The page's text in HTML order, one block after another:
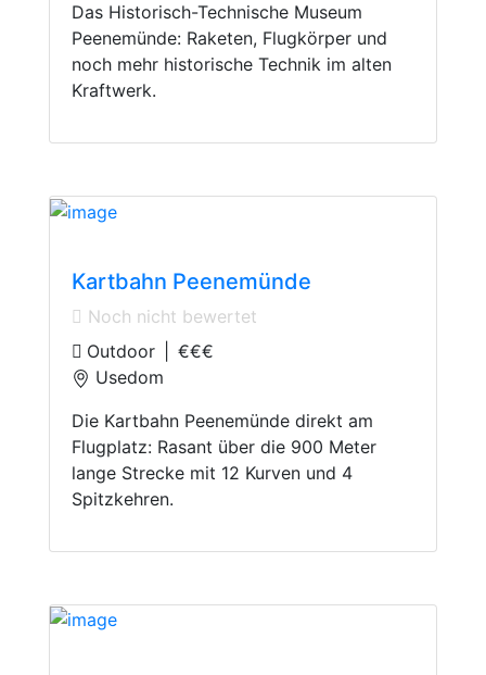
Das Historisch-Technische Museum
Peenemünde: Raketen, Flugkörper und
noch mehr historische Technik im alten
Kraftwerk.
Kartbahn Peenemünde
Noch nicht bewertet
Outdoor
€€€
Usedom
Die Kartbahn Peenemünde direkt am
Flugplatz: Rasant über die 900 Meter
lange Strecke mit 12 Kurven und 4
Spitzkehren.